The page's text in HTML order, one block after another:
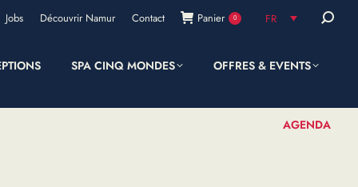
Jobs Découvrir Namur Contact Panier 0 FR
SPA CINQ MONDES OFFRES & EVENTS
AGENDA